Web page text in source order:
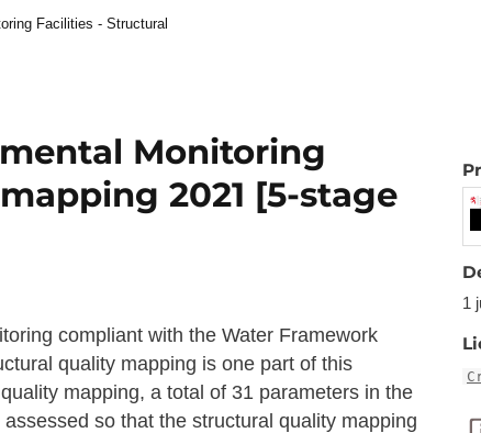
Facilities - Structural
Monitoring
2021 [5-stage
compliant with the Water Framework
quality mapping is one part of this
mapping, a total of 31 parameters in the
so that the structural quality mapping
1